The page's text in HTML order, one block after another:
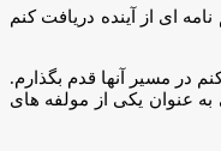
ای از آینده دریافت کنم
مسیر آنها قدم بگذارم.
عنوان یکی از مولفه های